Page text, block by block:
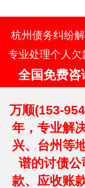
杭州债务纠纷
专业处理个人
全国免费咨
万顺(153-
年，专业解
兴、台州等
谱的讨债
款、应收账